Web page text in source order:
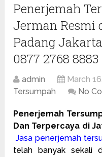
Penerjemah
Jerman Resmi
Padang
0877 2768 8883
admin March
Tersumpah
No
Penerjemah
Dan Terpercaya di
Jasa penerjemah
telah banyak sekali